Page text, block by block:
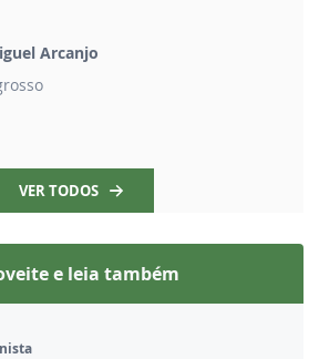
Arcanjo
VER TODOS
e leia também